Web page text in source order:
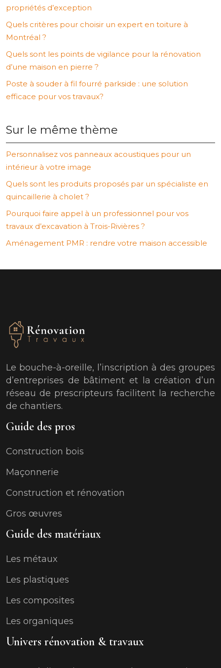
propriétés d’exception
Quels critères pour choisir un expert en toiture à
Montréal ?
Quels sont les points de vigilance pour la rénovation
d’une maison en pierre ?
Poste à souder à fil fourré parkside : une solution
efficace pour vos travaux?
Sur le même thème
Personnalisez vos panneaux acoustiques pour un
intérieur à votre image
Quels sont les produits proposés par un spécialiste en
quincaillerie à cholet ?
Pourquoi faire appel à un professionnel pour vos
travaux d’excavation à Trois-Rivières ?
Aménagement PMR : rendre votre maison accessible
Le bouche-à-oreille, l’inscription à des groupes
d’entreprises de bâtiment et la création d’un
réseau de prescripteurs facilitent la recherche
de chantiers.
Guide des pros
Construction bois
Maçonnerie
Construction et rénovation
Gros œuvres
Guide des matériaux
Les métaux
Les plastiques
Les composites
Les organiques
Univers rénovation & travaux